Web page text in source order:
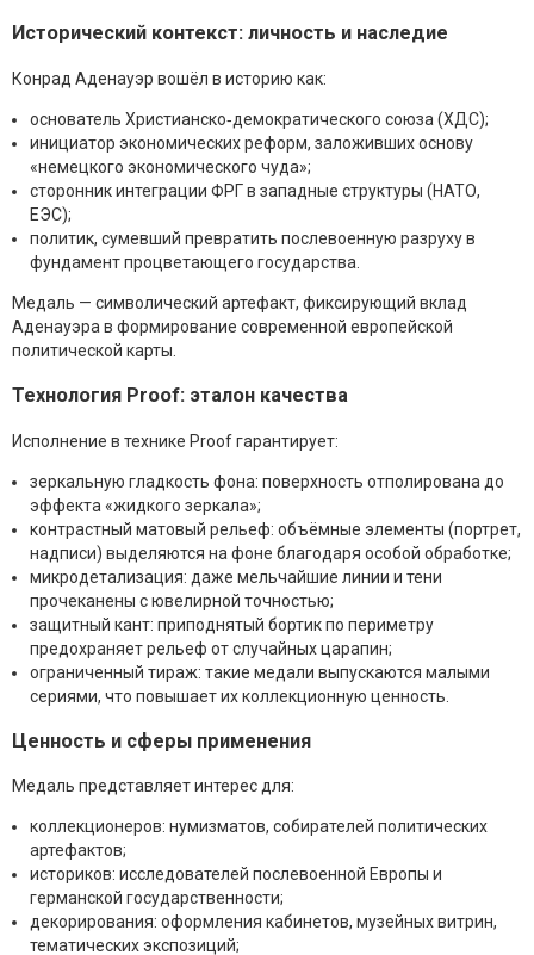
Исторический контекст: личность и наследие
Конрад Аденауэр вошёл в историю как:
основатель Христианско‑демократического союза (ХДС);
инициатор экономических реформ, заложивших основу
«немецкого экономического чуда»;
сторонник интеграции ФРГ в западные структуры (НАТО,
ЕЭС);
политик, сумевший превратить послевоенную разруху в
фундамент процветающего государства.
Медаль — символический артефакт, фиксирующий вклад
Аденауэра в формирование современной европейской
политической карты.
Технология Proof: эталон качества
Исполнение в технике Proof гарантирует:
зеркальную гладкость фона: поверхность отполирована до
эффекта «жидкого зеркала»;
контрастный матовый рельеф: объёмные элементы (портрет,
надписи) выделяются на фоне благодаря особой обработке;
микродетализация: даже мельчайшие линии и тени
прочеканены с ювелирной точностью;
защитный кант: приподнятый бортик по периметру
предохраняет рельеф от случайных царапин;
ограниченный тираж: такие медали выпускаются малыми
сериями, что повышает их коллекционную ценность.
Ценность и сферы применения
Медаль представляет интерес для:
коллекционеров: нумизматов, собирателей политических
артефактов;
историков: исследователей послевоенной Европы и
германской государственности;
декорирования: оформления кабинетов, музейных витрин,
тематических экспозиций;